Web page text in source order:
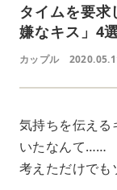
タイムを要
嫌なキス」4選
カップル
気持ちを伝える
いたなんて……
考えただけでも